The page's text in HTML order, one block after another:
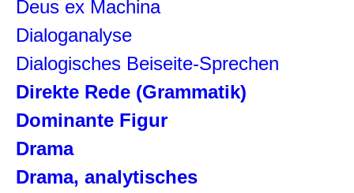
Deus ex Machina
Dialoganalyse
Dialogisches Beiseite-Sprechen
Direkte Rede (Grammatik)
Dominante Figur
Drama
Drama, analytisches